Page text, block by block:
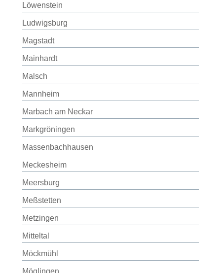
Löwenstein
Ludwigsburg
Magstadt
Mainhardt
Malsch
Mannheim
Marbach am Neckar
Markgröningen
Massenbachhausen
Meckesheim
Meersburg
Meßstetten
Metzingen
Mitteltal
Möckmühl
Möglingen